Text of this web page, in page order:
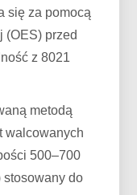
się za pomocą
(OES) przed
z 8021
metodą
walcowanych
500–700
stosowany do